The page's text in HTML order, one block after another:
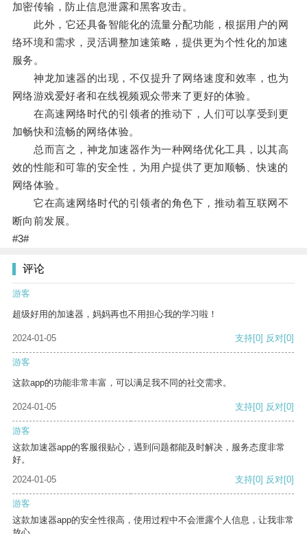
加密传输，防止信息泄露和黑客攻击。
此外，它还具备智能化的流量分配功能，根据用户的网
络环境和需求，灵活调整加速策略，提供更为个性化的加速
服务。
神龙加速器的出现，不仅提升了网络速度和效率，也为
网络游戏爱好者和在线视频观众带来了更好的体验。
在高速网络时代的引领者的推动下，人们可以享受到更
加畅快和流畅的网络体验。
总而言之，神龙加速器作为一种网络优化工具，以其高
效的性能和可靠的安全性，为用户提供了更加顺畅、快速的
网络体验。
它在高速网络时代的引领者的角色下，推动着互联网不
断向前发展。
#3#
评论
游客
超级好用的加速器，妈妈再也不用担心我的学习啦！
2024-01-05 支持[0] 反对[0]
游客
这款app的功能非常丰富，可以满足我不同的社交需求。
2024-01-05 支持[0] 反对[0]
游客
这款加速器app的客服很贴心，遇到问题都能及时解决，服务态度非常
好。
2024-01-05
支持[0] 反对[0]
游客
这款加速器app的安全性很高，使用过程中不会泄露个人信息，让我非常